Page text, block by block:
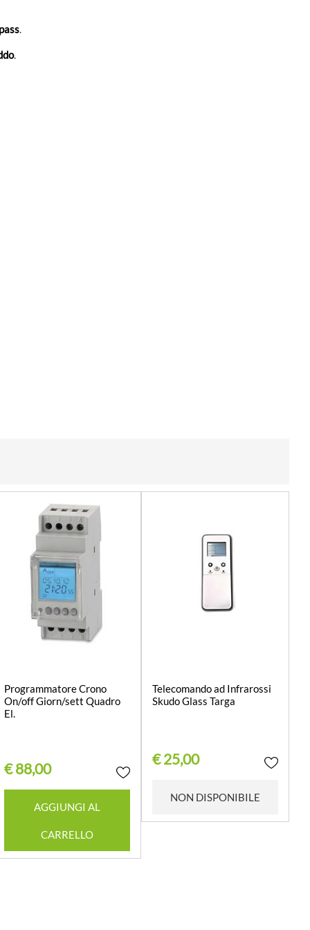
.
.
Programmatore Crono
On/off Giorn/sett Quadro
El.
€ 88,00
AGGIUNGI AL
CARRELLO
Telecomando ad Infrarossi
Skudo Glass Targa
€ 25,00
NON DISPONIBILE